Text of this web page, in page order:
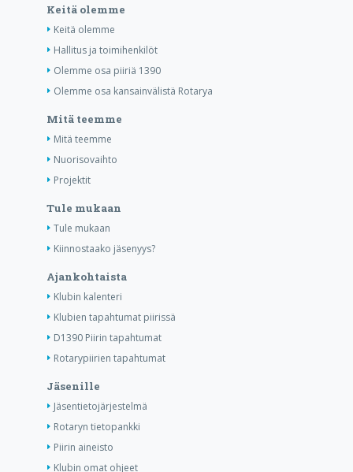
Keitä olemme
Keitä olemme
Hallitus ja toimihenkilöt
Olemme osa piiriä 1390
Olemme osa kansainvälistä Rotarya
Mitä teemme
Mitä teemme
Nuorisovaihto
Projektit
Tule mukaan
Tule mukaan
Kiinnostaako jäsenyys?
Ajankohtaista
Klubin kalenteri
Klubien tapahtumat piirissä
D1390 Piirin tapahtumat
Rotarypiirien tapahtumat
Jäsenille
Jäsentietojärjestelmä
Rotaryn tietopankki
Piirin aineisto
Klubin omat ohjeet